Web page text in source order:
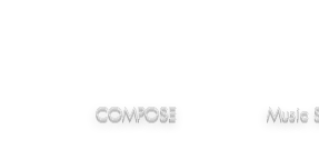
COMPOSE Music